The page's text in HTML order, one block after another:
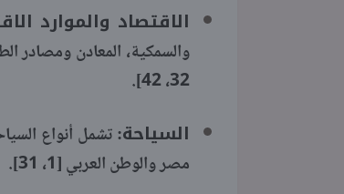
الاقتصاد والموارد
32، 42].
السياحة:تشمل أنواع
مصر والوطن العربي [1، 31].